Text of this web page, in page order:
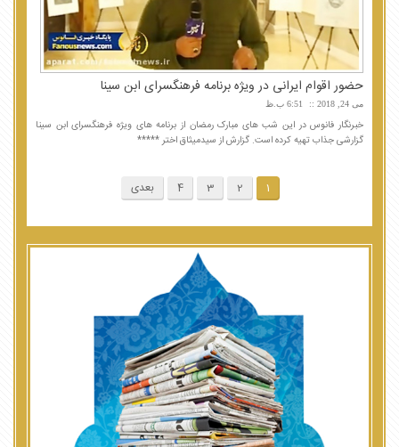
حضور اقوام ایرانی در ویژه برنامه فرهنگسرای ابن سینا
می 24, 2018 6:51 ب.ظ
خبرنگار فانوس در این شب های مبارک رمضان از برنامه های ویژه فرهنگسرای ابن سینا
گزارشی جذاب تهیه کرده است. گزارش از سیدمیثاق اختر *****
1
2
3
4 بعدی